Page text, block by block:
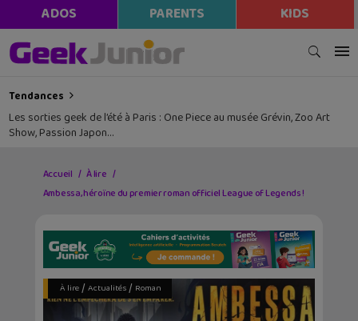
ADOS PARENTS KIDS
Tendances
Les sorties geek de l’été à Paris : One Piece au musée Grévin, Zoo Art
Show, Passion Japon…
Accueil
À lire
Ambessa, héroïne du premier roman officiel League of Legends !
À lire/ Actualités/ Roman